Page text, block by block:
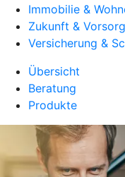
Immobilie &
Zukunft &
Versicherung &
Übersicht
Beratung
Produkte